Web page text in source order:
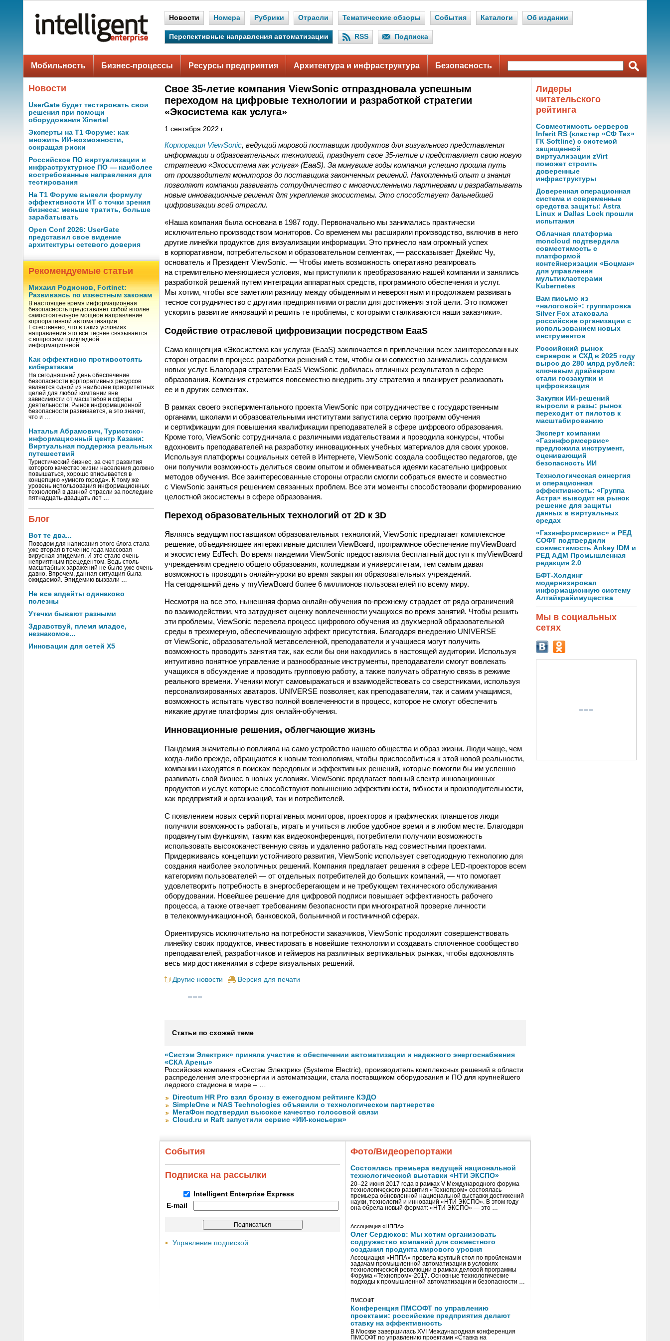
Новости Номера Рубрики Отрасли Тематические обзоры События Каталоги Об издании
Перспективные направления автоматизации RSS Подписка
Мобильность Бизнес-процессы Ресурсы предприятия Архитектура и инфраструктура Безопасность
Новости
UserGate будет тестировать свои
решения при помощи
оборудования Xinertel
Эксперты на Т1 Форуме: как
множить ИИ-возможности,
сокращая риски
Российское ПО виртуализации и
инфраструктурное ПО — наиболее
востребованные направления для
тестирования
На Т1 Форуме вывели формулу
эффективности ИТ с точки зрения
бизнеса: меньше тратить, больше
зарабатывать
Open Conf 2026: UserGate
представил свое видение
архитектуры сетевого доверия
Рекомендуемые статьи
Михаил Родионов, Fortinet:
Развиваясь по известным законам
В настоящее время информационная
безопасность представляет собой вполне
самостоятельное мощное направление
корпоративной автоматизации.
Естественно, что в таких условиях
направление это все теснее связывается
с вопросами прикладной
информационной …
Как эффективно противостоять
кибератакам
На сегодняшний день обеспечение
безопасности корпоративных ресурсов
является одной из наиболее приоритетных
целей для любой компании вне
зависимости от масштабов и сферы
деятельности. Рынок информационной
безопасности развивается, а это значит,
что и …
Наталья Абрамович, Туристско-
информационный центр Казани:
Виртуальная поддержка реальных
путешествий
Туристический бизнес, за счет развития
которого качество жизни населения должно
повышаться, хорошо вписывается в
концепцию «умного города». К тому же
уровень использования информационных
технологий в данной отрасли за последние
пятнадцать-двадцать лет …
Блог
Вот те два...
Поводом для написания этого блога стала
уже вторая в течение года массовая
вирусная эпидемия. И это стало очень
неприятным прецедентом. Ведь столь
масштабных заражений не было уже очень
давно. Впрочем, данная ситуация была
ожидаемой. Эпидемию вызвали …
Не все апдейты одинаково
полезны
Утечки бывают разными
Здравствуй, племя младое,
незнакомое...
Инновации для сетей X5
Свое 35-летие компания ViewSonic отпраздновала успешным
переходом на цифровые технологии и разработкой стратегии
«Экосистема как услуга»
1 сентября 2022 г.
Корпорация ViewSonic, ведущий мировой поставщик продуктов для визуального представления
информации и образовательных технологий, празднует свое 35-летие и представляет свою новую
стратегию «Экосистема как услуга» (EaaS). За минувшие годы компания успешно прошла путь
от производителя мониторов до поставщика законченных решений. Накопленный опыт и знания
позволяют компании развивать сотрудничество с многочисленными партнерами и разрабатывать
новые инновационные решения для укрепления экосистемы. Это способствует дальнейшей
цифровизации всей отрасли.
«Наша компания была основана в 1987 году. Первоначально мы занимались практически
исключительно производством мониторов. Со временем мы расширили производство, включив в него
другие линейки продуктов для визуализации информации. Это принесло нам огромный успех
в корпоративном, потребительском и образовательном сегментах, — рассказывает Джеймс Чу,
основатель и Президент ViewSonic. — Чтобы иметь возможность оперативно реагировать
на стремительно меняющиеся условия, мы приступили к преобразованию нашей компании и занялись
разработкой решений путем интеграции аппаратных средств, программного обеспечения и услуг.
Мы хотим, чтобы все заметили разницу между обыденным и невероятным и продолжаем развивать
тесное сотрудничество с другими предприятиями отрасли для достижения этой цели. Это поможет
ускорить развитие инноваций и решить те проблемы, с которыми сталкиваются наши заказчики».
Содействие отраслевой цифровизации посредством EaaS
Сама концепция «Экосистема как услуга» (EaaS) заключается в привлечении всех заинтересованных
сторон отрасли в процесс разработки решений с тем, чтобы они совместно занимались созданием
новых услуг. Благодаря стратегии EaaS ViewSonic добилась отличных результатов в сфере
образования. Компания стремится повсеместно внедрить эту стратегию и планирует реализовать
ее и в других сегментах.
В рамках своего экспериментального проекта ViewSonic при сотрудничестве с государственным
органами, школами и образовательными институтами запустила серию программ обучения
и сертификации для повышения квалификации преподавателей в сфере цифрового образования.
Кроме того, ViewSonic сотрудничала с различными издательствами и проводила конкурсы, чтобы
вдохновить преподавателей на разработку инновационных учебных материалов для своих уроков.
Используя платформы социальных сетей в Интернете, ViewSonic создала сообщество педагогов, где
они получили возможность делиться своим опытом и обмениваться идеями касательно цифровых
методов обучения. Все заинтересованные стороны отрасли смогли собраться вместе и совместно
с ViewSonic заняться решением связанных проблем. Все эти моменты способствовали формированию
целостной экосистемы в сфере образования.
Переход образовательных технологий от 2D к 3D
Являясь ведущим поставщиком образовательных технологий, ViewSonic предлагает комплексное
решение, объединяющее интерактивные дисплеи ViewBoard, программное обеспечение myViewBoard
и экосистему EdTech. Во время пандемии ViewSonic предоставляла бесплатный доступ к myViewBoard
учреждениям среднего общего образования, колледжам и университетам, тем самым давая
возможность проводить онлайн-уроки во время закрытия образовательных учреждений.
На сегодняшний день у myViewBoard более 6 миллионов пользователей по всему миру.
Несмотря на все это, нынешняя форма онлайн-обучения по-прежнему страдает от ряда ограничений
во взаимодействии, что затрудняет оценку вовлеченности учащихся во время занятий. Чтобы решить
эти проблемы, ViewSonic перевела процесс цифрового обучения из двухмерной образовательной
среды в трехмерную, обеспечивающую эффект присутствия. Благодаря внедрению UNIVERSE
от ViewSonic, образовательной метавселенной, преподаватели и учащиеся могут получить
возможность проводить занятия так, как если бы они находились в настоящей аудитории. Используя
интуитивно понятное управление и разнообразные инструменты, преподаватели смогут вовлекать
учащихся в обсуждение и проводить групповую работу, а также получать обратную связь в режиме
реального времени. Ученики могут самовыражаться и взаимодействовать со сверстниками, используя
персонализированных аватаров. UNIVERSE позволяет, как преподавателям, так и самим учащимся,
возможность испытать чувство полной вовлеченности в процесс, которое не смогут обеспечить
никакие другие платформы для онлайн-обучения.
Инновационные решения, облегчающие жизнь
Пандемия значительно повлияла на само устройство нашего общества и образ жизни. Люди чаще, чем
когда-либо прежде, обращаются к новым технологиям, чтобы приспособиться к этой новой реальности,
компании находятся в поисках передовых и эффективных решений, которые помогли бы им успешно
развивать свой бизнес в новых условиях. ViewSonic предлагает полный спектр инновационных
продуктов и услуг, которые способствуют повышению эффективности, гибкости и производительности,
как предприятий и организаций, так и потребителей.
С появлением новых серий портативных мониторов, проекторов и графических планшетов люди
получили возможность работать, играть и учиться в любое удобное время и в любом месте. Благодаря
продвинутым функциям, таким как видеоконференция, потребители получили возможность
использовать высококачественную связь и удаленно работать над совместными проектами.
Придерживаясь концепции устойчивого развития, ViewSonic использует светодиодную технологию для
создания наиболее экологичных решений. Компания предлагает решения в сфере LED-проекторов всем
категориям пользователей — от отдельных потребителей до больших компаний, — что помогает
удовлетворить потребность в энергосберегающем и не требующем технического обслуживания
оборудовании. Новейшее решение для цифровой подписи повышает эффективность рабочего
процесса, а также отвечает требованиям безопасности при многократной проверке личности
в телекоммуникационной, банковской, больничной и гостиничной сферах.
Ориентируясь исключительно на потребности заказчиков, ViewSonic продолжит совершенствовать
линейку своих продуктов, инвестировать в новейшие технологии и создавать сплоченное сообщество
преподавателей, разработчиков и геймеров на различных вертикальных рынках, чтобы вдохновлять
весь мир достижениями в сфере визуальных решений.
Другие новости Версия для печати
Статьи по схожей теме
«Систэм Электрик» приняла участие в обеспечении автоматизации и надежного энергоснабжения
«СКА Арены»
Российская компания «Систэм Электрик» (Systeme Electric), производитель комплексных решений в области
распределения электроэнергии и автоматизации, стала поставщиком оборудования и ПО для крупнейшего
ледового стадиона в мире – …
Directum HR Pro взял бронзу в ежегодном рейтинге КЭДО
SimpleOne и NAS Technologies объявили о технологическом партнерстве
МегаФон подтвердил высокое качество голосовой связи
Cloud.ru и Raft запустили сервис «ИИ-консьерж»
События
Подписка на рассылки
Intelligent Enterprise Express
E-mail
Управление подпиской
Фото/Видеорепортажи
Состоялась премьера ведущей национальной
технологической выставки «НТИ ЭКСПО»
20–22 июня 2017 года в рамках V Международного форума
технологического развития «Технопром» состоялась
премьера обновленной национальной выставки достижений
науки, технологий и инноваций «НТИ ЭКСПО». В этом году
она обрела новый формат: «НТИ ЭКСПО» — это …
Ассоциация «НППА»
Олег Сердюков: Мы хотим организовать
содружество компаний для совместного
создания продукта мирового уровня
Ассоциация «НППА» провела круглый стол по проблемам и
задачам промышленной автоматизации в условиях
технологической революции в рамках деловой программы
Форума «Технопром»-2017. Основные технологические
подходы к промышленной автоматизации и безопасности …
ПМСОФТ
Конференция ПМСОФТ по управлению
проектами: российские предприятия делают
ставку на эффективность
В Москве завершилась XVI Международная конференция
ПМСОФТ по управлению проектами «Ставка на
Лидеры
читательского
рейтинга
Совместимость серверов
Inferit RS (кластер «СФ Тех»
ГК Softline) с системой
защищенной
виртуализации zVirt
поможет строить
доверенные
инфраструктуры
Доверенная операционная
система и современные
средства защиты: Astra
Linux и Dallas Lock прошли
испытания
Облачная платформа
moncloud подтвердила
совместимость с
платформой
контейнеризации «Боцман»
для управления
мультикластерами
Kubernetes
Вам письмо из
«налоговой»: группировка
Silver Fox атаковала
российские организации с
использованием новых
инструментов
Российский рынок
серверов и СХД в 2025 году
вырос до 280 млрд рублей:
ключевым драйвером
стали госзакупки и
цифровизация
Закупки ИИ-решений
выросли в разы: рынок
переходит от пилотов к
масштабированию
Эксперт компании
«Газинформсервис»
предложила инструмент,
оценивающий
безопасность ИИ
Технологическая синергия
и операционная
эффективность: «Группа
Астра» выводит на рынок
решение для защиты
данных в виртуальных
средах
«Газинформсервис» и РЕД
СОФТ подтвердили
совместимость Ankey IDM и
РЕД АДМ Промышленная
редакция 2.0
БФТ-Холдинг
модернизировал
информационную систему
Алтайкрайимущества
Мы в социальных
сетях